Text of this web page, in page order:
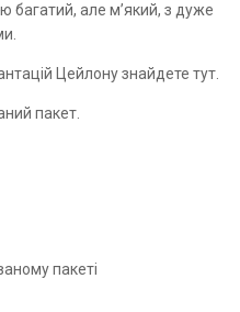
багатий, але м’який, з дуже
Цейлону знайдете тут.
пакет.
пакеті